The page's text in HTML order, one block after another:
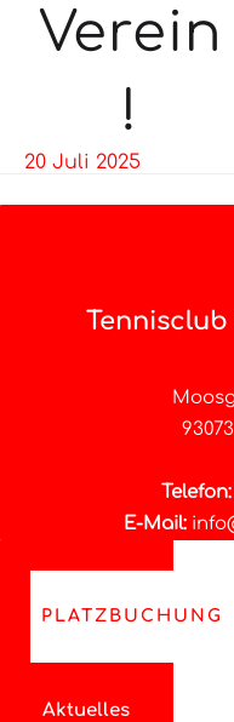
Verein
!
20 Juli 2025
E-Mail:
PLATZBUCHUNG
Aktuelles